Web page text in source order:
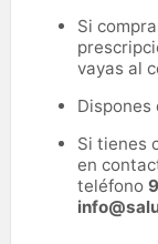
Si
vayas al
Dispones
Si tienes
en
teléfono